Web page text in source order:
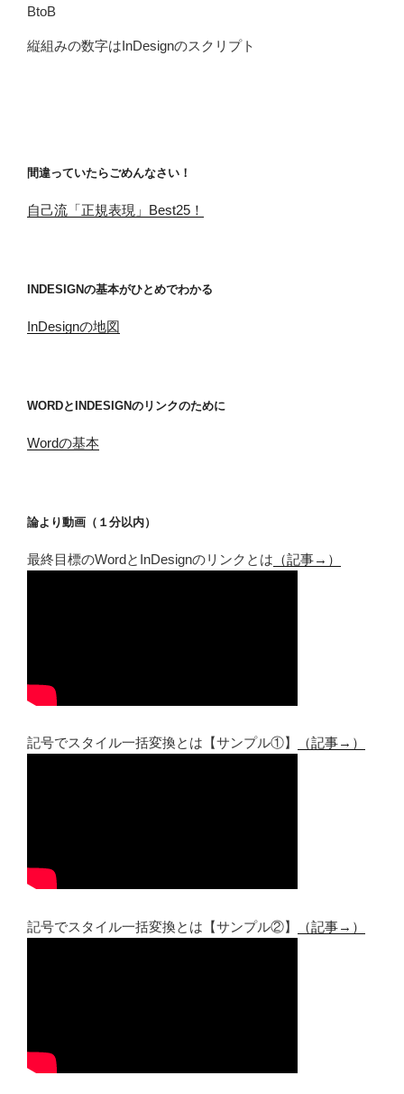
BtoB
縦組みの数字はInDesignのスクリプト
間違っていたらごめんなさい！
自己流「正規表現」Best25！
INDESIGNの基本がひとめでわかる
InDesignの地図
WORDとINDESIGNのリンクのために
Wordの基本
論より動画（１分以内）
最終目標のWordとInDesignのリンクとは （記事→）
記号でスタイル一括変換とは【サンプル①】 （記事→）
記号でスタイル一括変換とは【サンプル②】 （記事→）